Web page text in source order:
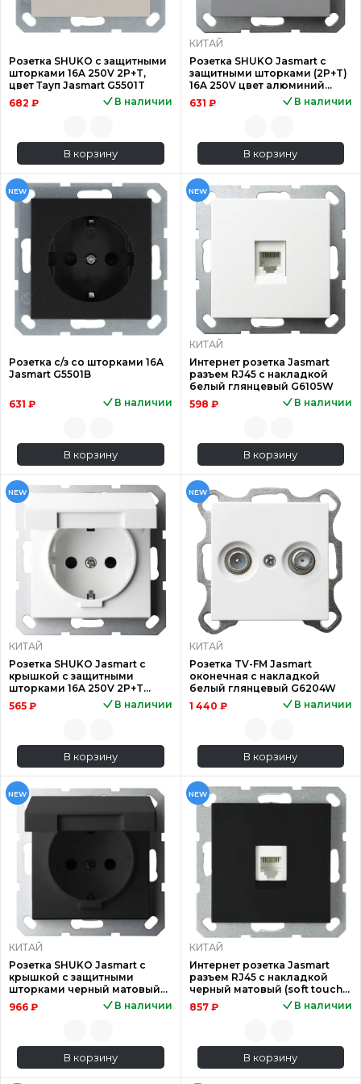
Розетка SHUKO с защитными
шторками 16A 250V 2P+T,
цвет Тауп Jasmart G5501T
682 ₽
В наличии
В корзину
КИТАЙ
Розетка SHUKO Jasmart с
защитными шторками (2P+T)
16A 250V цвет алюминий
G5501S
631 ₽ В наличии
В корзину
NEW
Розетка с/з со шторками 16A
Jasmart G5501B
631 ₽ В наличии
В корзину
NEW
КИТАЙ
Интернет розетка Jasmart
разъем RJ45 с накладкой
белый глянцевый G6105W
598 ₽
В наличии
В корзину
NEW
КИТАЙ
Розетка SHUKO Jasmart с
крышкой с защитными
шторками 16A 250V 2P+T
белый глянцевый G5505W
565 ₽ В наличии
В корзину
NEW
КИТАЙ
Розетка TV-FM Jasmart
оконечная с накладкой
белый глянцевый G6204W
1 440 ₽
В наличии
В корзину
NEW
КИТАЙ
Розетка SHUKO Jasmart с
крышкой с защитными
шторками черный матовый
(soft touch) 16A 250V 2P+T
G5505
966 ₽ В наличии
В корзину
NEW
КИТАЙ
Интернет розетка Jasmart
разъем RJ45 с накладкой
черный матовый (soft touch)
G6105PB
857 ₽ В наличии
В корзину